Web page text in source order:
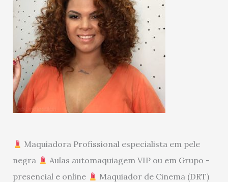
Maquiadora Profissional especialista em pele
negra
Aulas automaquiagem VIP ou em Grupo -
presencial e online
Maquiador de Cinema (DRT)